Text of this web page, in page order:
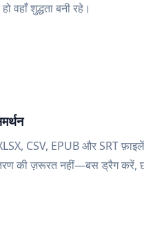
शुद्धता बनी रहे।
CSV, EPUB और SRT फ़ाइलें
की ज़रूरत नहीं—बस ड्रैग करें,